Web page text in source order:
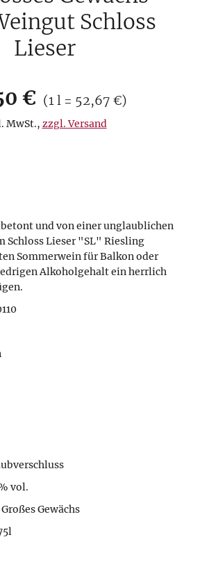
Schloss
Lieser
39,50 €
€ Preis pro 1 l = 52,67 €
(1 l = 52,67 €)
MwSt., zzgl. Versand
und von einer unglaublichen
Schloss Lieser "SL" Riesling
Sommerwein für Balkon oder
Alkoholgehalt ein herrlich
vol.
Gewächs